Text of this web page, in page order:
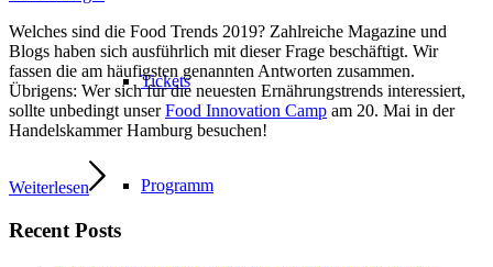
Tickets
Programm
Welches sind die Food Trends 2019? Zahlreiche Magazine und
Blogs haben sich ausführlich mit dieser Frage beschäftigt. Wir
fassen die am häufigsten genannten Antworten zusammen.
Übrigens: Wer sich für die neuesten Ernährungstrends interessiert,
sollte unbedingt unserFood Innovation Camp am 20. Mai in der
Handelskammer Hamburg besuchen!
Weiterlesen
Recent Posts